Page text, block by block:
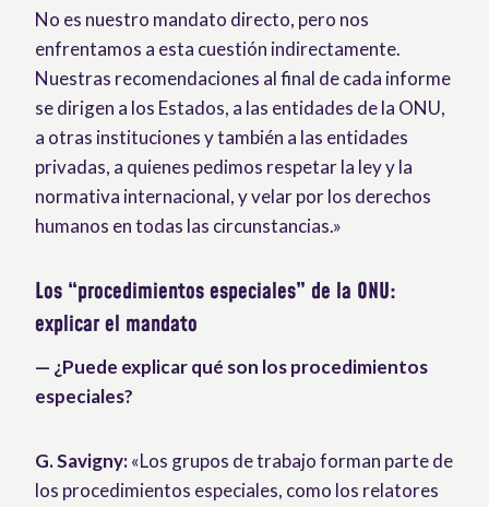
No es nuestro mandato directo, pero nos
enfrentamos a esta cuestión indirectamente.
Nuestras recomendaciones al final de cada informe
se dirigen a los Estados, a las entidades de la ONU,
a otras instituciones y también a las entidades
privadas, a quienes pedimos respetar la ley y la
normativa internacional, y velar por los derechos
humanos en todas las circunstancias.»
Los “procedimientos especiales” de la ONU:
explicar el mandato
— ¿Puede explicar qué son los procedimientos
especiales?
G. Savigny:«Los grupos de trabajo forman parte de
los procedimientos especiales, como los relatores